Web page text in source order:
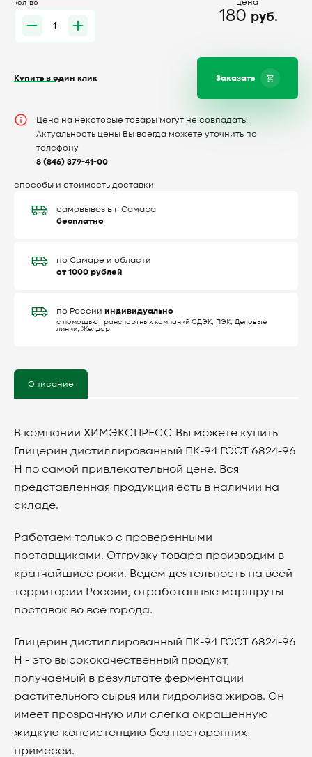
кол-во
цена
180 руб.
Заказать
Купить в один клик
Цена на некоторые товары могут не совпадать!
Актуальность цены Вы всегда можете уточнить по
телефону
8 (846) 379-41-00
способы и стоимость доставки
самовывоз в г. Самара
бесплатно
по Самаре и области
от 1000 рублей
по России индивидуально
с помощью транспортных компаний СДЭК, ПЭК, Деловые
линии, Желдор
Описание
В компании ХИМЭКСПРЕСС Вы можете купить
Глицерин дистиллированный ПК-94 ГОСТ 6824-96
Н по самой привлекательной цене. Вся
представленная продукция есть в наличии на
складе.
Работаем только с проверенными
поставщиками. Отгрузку товара производим в
кратчайшиес роки. Ведем деятельность на всей
территории России, отработанные маршруты
поставок во все города.
Глицерин дистиллированный ПК-94 ГОСТ 6824-96
Н - это высококачественный продукт,
получаемый в результате ферментации
растительного сырья или гидролиза жиров. Он
имеет прозрачную или слегка окрашенную
жидкую консистенцию без посторонних
примесей.